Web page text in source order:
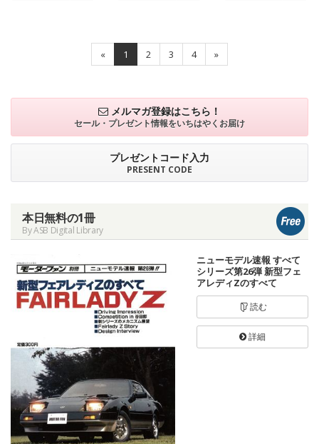
« 1 2 3 4 »
メルマガ登録はこちら！
セール・プレゼント情報をいちはやくお届け
プレゼントコード入力
PRESENT CODE
本日無料の1冊
By ASB Digital Library
ニューモデル速報 すべて
シリーズ第26弾 新型フェ
アレディZのすべて
読む
詳細